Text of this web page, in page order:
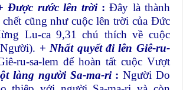
Được rước lên trời :Đây là thành
cũng như cuộc lên trời của Đức
Lu-ca 9,31 chú thích về cuộc
+ Nhất quyết đi lên Giê-ru-
ru-sa-lem để hoàn tất cuộc Vượt
làng người Sa-ma-ri :Người Do